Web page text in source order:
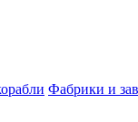
Фабрики и